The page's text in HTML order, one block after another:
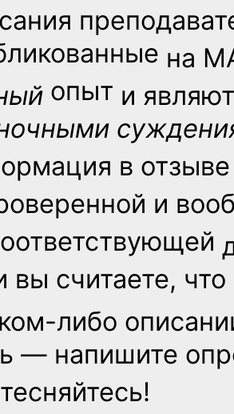
на
опыт и
в
и
вы считаете, что
либо
— напишите